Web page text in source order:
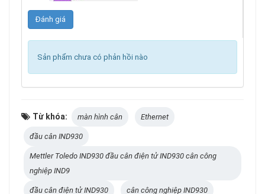
Sản phẩm chưa có phản hồi nào
Từ khóa: màn hình cân Ethernet
đầu cân IND930
Mettler Toledo IND930 đầu cân điện tử IND930 cân công
nghiệp IND9
đầu cân điện tử IND930 cân công nghiệp IND930